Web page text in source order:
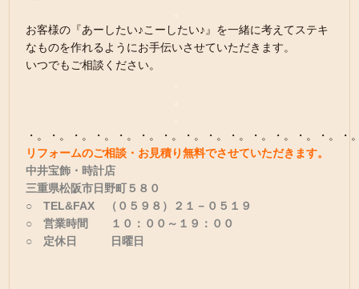
お客様の『あーしたい♪こーしたい♪』を一緒に考えてステキ
なものを作れるようにお手伝いさせていただきます。
いつでもご相談ください。
・。・。・。・。・。・。・。・。・。・。・。・。・。・。・
リフォームのご相談・お見積り無料でさせていただきます。
中井宝飾・時計店
三重県松阪市日野町５８０
○ TEL&FAX （０５９８）２１－０５１９
○ 営業時間 １０：００～１９：００
○ 定休日 日曜日